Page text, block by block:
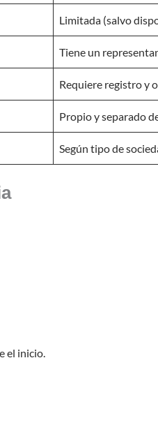
Limitada (salvo
Tiene un
Requiere registro y
Propio y separado
Según tipo de
el inicio.